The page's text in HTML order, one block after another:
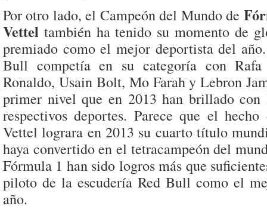
Por otro lado, el Campeón del Mundo de
Vettel también ha tenido su momento de
premiado como el mejor deportista del
Bull competía en su categoría con Rafa
Ronaldo, Usain Bolt, Mo Farah y Lebron
primer nivel que en 2013 han brillado con
respectivos deportes. Parece que el hecho
Vettel lograra en 2013 su cuarto título
haya convertido en el tetracampeón del
Fórmula 1 han sido logros más que
piloto de la escudería Red Bull como el
año.